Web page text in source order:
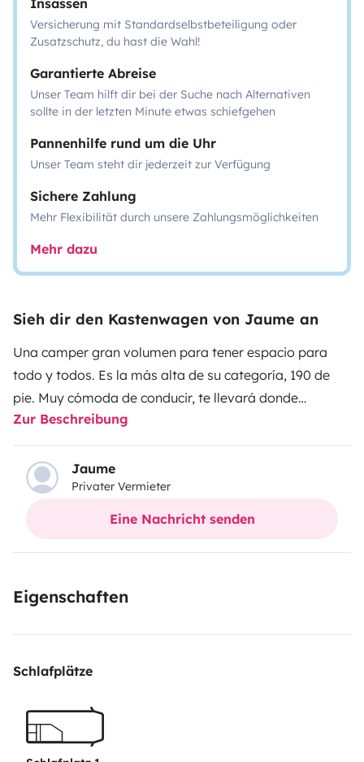
Insassen
Versicherung mit Standardselbstbeteiligung oder
Zusatzschutz, du hast die Wahl!
Garantierte Abreise
Unser Team hilft dir bei der Suche nach Alternativen
sollte in der letzten Minute etwas schiefgehen
Pannenhilfe rund um die Uhr
Unser Team steht dir jederzeit zur Verfügung
Sichere Zahlung
Mehr Flexibilität durch unsere Zahlungsmöglichkeiten
Mehr dazu
Sieh dir den Kastenwagen von Jaume an
Una camper gran volumen para tener espacio para
todo y todos. Es la más alta de su categoría, 190 de
pie. Muy cómoda de conducir, te llevará donde
quieras.
Zur Beschreibung
Jaume
Privater Vermieter
Eine Nachricht senden
Eigenschaften
Schlafplätze